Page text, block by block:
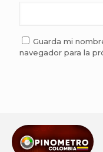
Guarda mi
navegador para la